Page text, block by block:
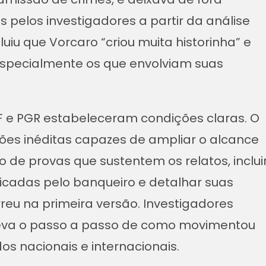
pelos investigadores a partir da análise
que Vorcaro “criou muita historinha” e
os que envolviam suas
PGR estabeleceram condições claras. O
inéditas capazes de ampliar o alcance
provas que sustentem os relatos,
pelo banqueiro e detalhar suas
na primeira versão. Investigadores
o passo a passo de como movimentou
nacionais e internacionais.